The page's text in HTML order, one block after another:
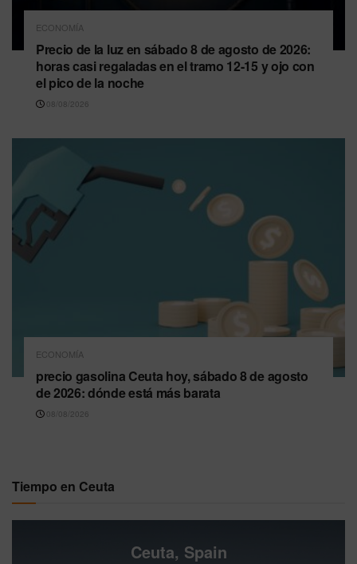
ECONOMÍA
Precio de la luz en sábado 8 de agosto de 2026:
horas casi regaladas en el tramo 12-15 y ojo con
el pico de la noche
08/08/2026
ECONOMÍA
precio gasolina Ceuta hoy, sábado 8 de agosto
de 2026: dónde está más barata
08/08/2026
Tiempo en Ceuta
Ceuta, Spain